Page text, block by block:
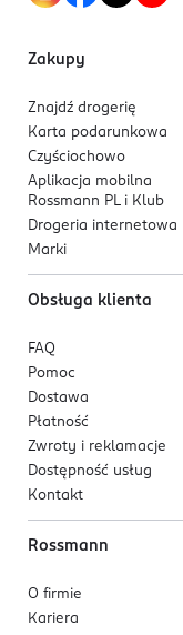
Zakupy
Znajdź drogerię
Karta podarunkowa
Czyściochowo
Aplikacja mobilna
Rossmann PL i Klub
Drogeria internetowa
Marki
Obsługa klienta
FAQ
Pomoc
Dostawa
Płatność
Zwroty i reklamacje
Dostępność usług
Kontakt
Rossmann
O firmie
Kariera